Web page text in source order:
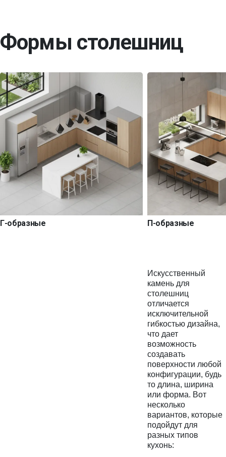
Формы столешниц
Г-образные П-образные
Искусственный
камень для
столешниц
отличается
исключительной
гибкостью дизайна,
что дает
возможность
создавать
поверхности любой
конфигурации, будь
то длина, ширина
или форма. Вот
несколько
вариантов, которые
подойдут для
разных типов
кухонь: